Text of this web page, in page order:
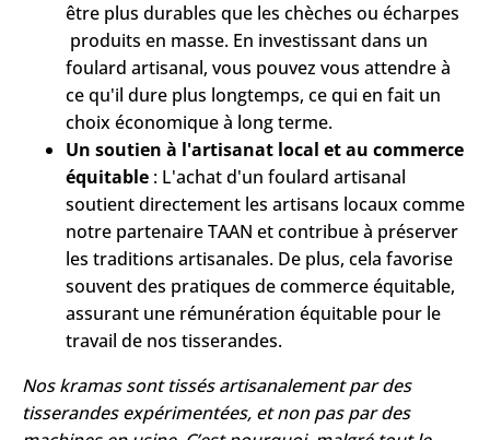
être plus durables que les chèches ou écharpes
produits en masse. En investissant dans un
foulard artisanal, vous pouvez vous attendre à
ce qu'il dure plus longtemps, ce qui en fait un
choix économique à long terme.
Un soutien à l'artisanat local et au commerce
équitable : L'achat d'un foulard artisanal
soutient directement les artisans locaux comme
notre partenaire TAAN et contribue à préserver
les traditions artisanales. De plus, cela favorise
souvent des pratiques de commerce équitable,
assurant une rémunération équitable pour le
travail de nos tisserandes.
Nos kramas sont tissés artisanalement par des
tisserandes expérimentées, et non pas par des